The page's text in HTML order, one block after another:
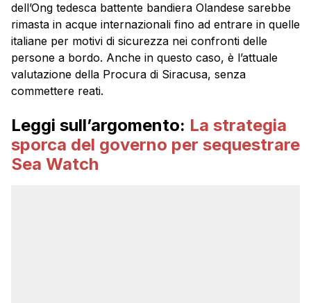
dell’Ong tedesca battente bandiera Olandese sarebbe
rimasta in acque internazionali fino ad entrare in quelle
italiane per motivi di sicurezza nei confronti delle
persone a bordo. Anche in questo caso, è l’attuale
valutazione della Procura di Siracusa, senza
commettere reati.
Leggi sull’argomento: La strategia
sporca del governo per sequestrare
Sea Watch